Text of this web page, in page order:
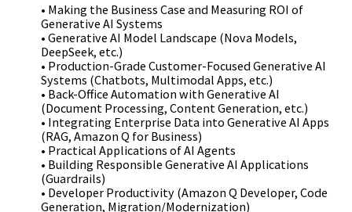
• Making the Business Case and Measuring ROI of
Generative AI Systems
• Generative AI Model Landscape (Nova Models,
DeepSeek, etc.)
• Production-Grade Customer-Focused Generative AI
Systems (Chatbots, Multimodal Apps, etc.)
• Back-Office Automation with Generative AI
(Document Processing, Content Generation, etc.)
• Integrating Enterprise Data into Generative AI Apps
(RAG, Amazon Q for Business)
• Practical Applications of AI Agents
• Building Responsible Generative AI Applications
(Guardrails)
• Developer Productivity (Amazon Q Developer, Code
Generation, Migration/Modernization)